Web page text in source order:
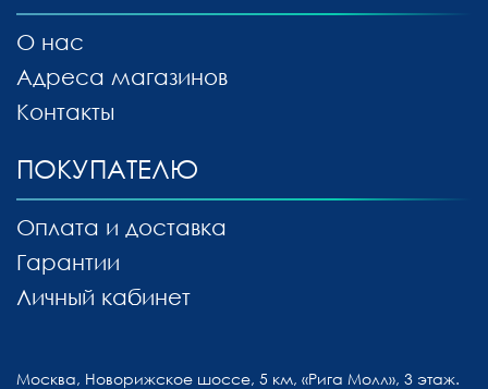
О нас
Адреса магазинов
Контакты
ПОКУПАТЕЛЮ
Оплата и доставка
Гарантии
Личный кабинет
Москва, Новорижское шоссе, 5 км, «Рига Молл», 3 этаж.